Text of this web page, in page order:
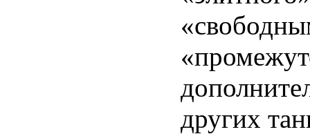
других